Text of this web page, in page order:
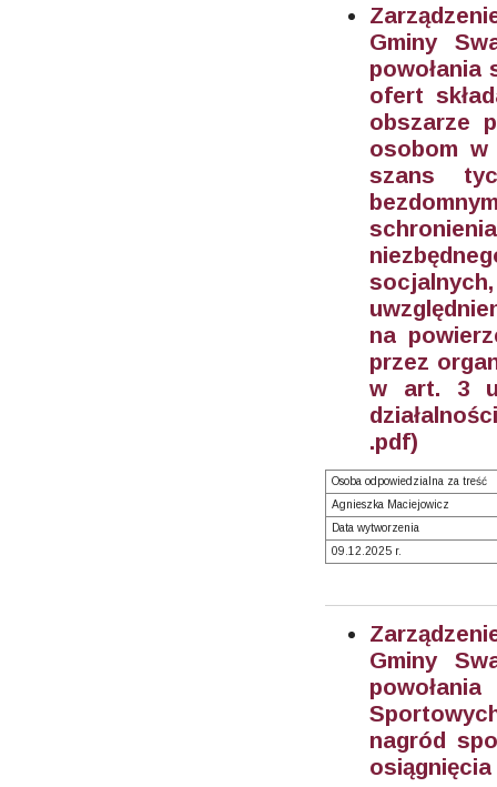
Gminy
powołania
ofert
obszarze
osobom
szans
na
przez
w art. 3
.pdf)
Osoba odpowiedzialna za treść
Agnieszka Maciejowicz
Data wytworzenia
09.12.2025 r.
Gminy
nagród